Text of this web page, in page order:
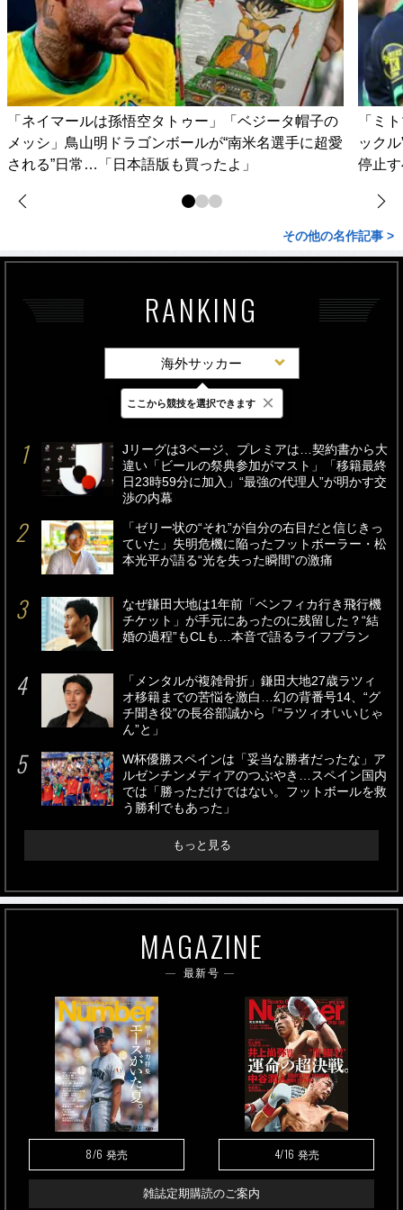
「ネイマールは孫悟空タトゥー」「ベジータ帽子の
メッシ」鳥山明ドラゴンボールが“南米名選手に超愛
される”日常…「日本語版も買ったよ」
「ミ
ック
停止
その他の名作記事 >
RANKING
海外サッカー
最新 24時間 週間
Jリーグは3ページ、プレミアは…契約書から大
違い「ビールの祭典参加がマスト」「移籍最終
日23時59分に加入」“最強の代理人”が明かす交
渉の内幕
「ゼリー状の“それ”が自分の右目だと信じきっ
ていた」失明危機に陥ったフットボーラー・松
本光平が語る“光を失った瞬間”の激痛
なぜ鎌田大地は1年前「ベンフィカ行き飛行機
チケット」が手元にあったのに残留した？“結
婚の過程”もCLも…本音で語るライフプラン
「メンタルが複雑骨折」鎌田大地27歳ラツィ
オ移籍までの苦悩を激白…幻の背番号14、“グ
チ聞き役”の長谷部誠から「“ラツィオいいじゃ
ん”と」
W杯優勝スペインは「妥当な勝者だったな」ア
ルゼンチンメディアのつぶやき…スペイン国内
では「勝っただけではない。フットボールを救
う勝利でもあった」
もっと見る
MAGAZINE
最新号
8/6 発売 4/16 発売
雑誌定期購読のご案内
ここから競技を選択できます ×